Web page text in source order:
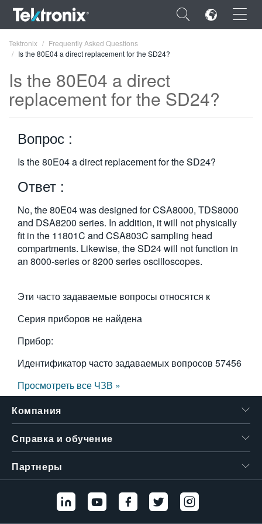
×
FRANÇAIS
DEUTSCH
VIỆT NAM
简体中文
日本語
한국어
Tektronix
Frequently Asked Questions
Is the 80E04 a direct replacement for the SD24?
Is the 80E04 a direct
replacement for the SD24?
Вопрос :
Is the 80E04 a direct replacement for the SD24?
Ответ :
No, the 80E04 was designed for CSA8000, TDS8000
and DSA8200 series. In addition, it will not physically
fit in the 11801C and CSA803C sampling head
compartments. Likewise, the SD24 will not function in
an 8000-series or 8200 series oscilloscopes.
Эти часто задаваемые вопросы относятся к
Серия приборов не найдена
Прибор:
Идентификатор часто задаваемых вопросов 57456
Просмотреть все ЧЗВ »
Компания
Справка и обучение
Партнеры